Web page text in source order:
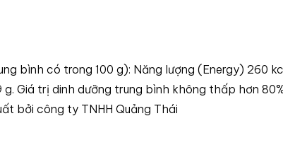
bình có trong 100 g): Năng lượng (Energy)
Giá trị dinh dưỡng trung bình không thấp hơn
bởi công ty TNHH Quảng Thái